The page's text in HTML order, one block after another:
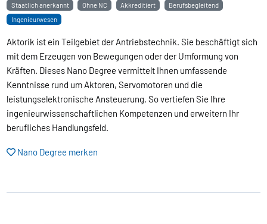
Staatlich anerkannt Ohne NC Akkreditiert
Berufsbegleitend
Ingenieurwesen
Aktorik ist ein Teilgebiet der Antriebstechnik. Sie beschäftigt sich
mit dem Erzeugen von Bewegungen oder der Umformung von
Kräften. Dieses Nano Degree vermittelt Ihnen umfassende
Kenntnisse rund um Aktoren, Servomotoren und die
leistungselektronische Ansteuerung. So vertiefen Sie Ihre
ingenieurwissenschaftlichen Kompetenzen und erweitern Ihr
berufliches Handlungsfeld.
Nano Degree merken